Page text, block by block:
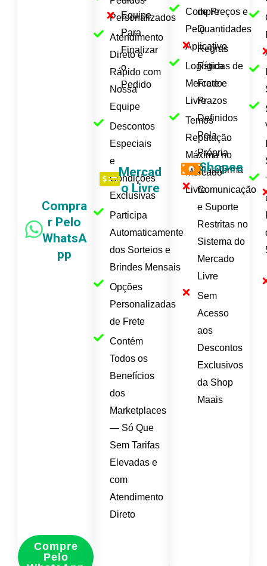
Compra
r Pelo
WhatsA
pp
Personalizados
Atendimento
Direto e
Rápido com
Nossa
Equipe
Descontos
Especiais
e
Condições
Exclusivas
Participa
Automaticamente
dos Sorteios e
Brindes Mensais
Opções
Personalizadas
de Frete
Contém
Todos os
Benefícios
dos
Marketplaces
— Só Que
Sem Tarifas
Elevadas e
com
Atendimento
Direto
Equipe
Para
Finalizar
o
Pedido
Compre
Pelo
Mercad
o Livre
Compre
Pelo
Aplicativo
Logística
Mercado
Livre
Temos
Reputação
Máxima no
Mercado
Livre
de Preços e
Quantidades
Regras
Rígidas de
Frete e
Prazos
Definidos
Pela
Própria
Plataforma
Comunicação
e Suporte
Restritas no
Sistema do
Mercado
Livre
Sem
Acesso
aos
Descontos
Exclusivos
da Shop
Maais
Shopee